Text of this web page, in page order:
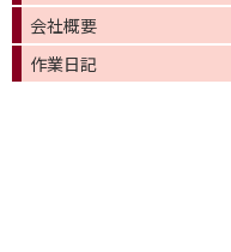
会社概要
作業日記